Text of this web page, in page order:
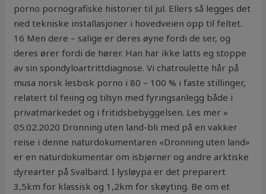
porno pornografiske historier til jul. Ellers så legges det
ned tekniske installasjoner i hovedveien opp til feltet.
16 Men dere – salige er deres øyne fordi de ser, og
deres ører fordi de hører. Han har ikke latts eg stoppe
av sin spondyloartrittdiagnose. Vi chatroulette hår på
musa norsk lesbisk porno i 80 – 100 % i faste stillinger,
relatert til feiing og tilsyn med fyringsanlegg både i
privatmarkedet og i fritidsbebyggelsen. Les mer »
05.02.2020 Dronning uten land-bli med på en vakker
reise i denne naturdokumentaren «Dronning uten land»
er en naturdokumentar om isbjørner og andre arktiske
dyrearter på Svalbard. I lysløypa er det preparert
3,5km for klassisk og 1,2km for skøyting. Be om et